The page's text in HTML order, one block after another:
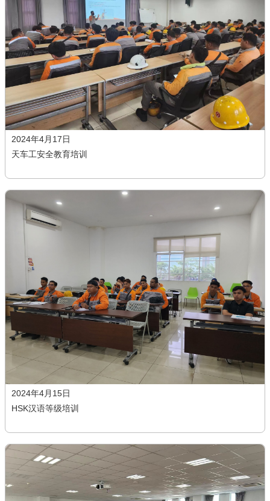
媒体中心
企业新闻
宣传短片
产品中心
核心优势
人才中心
培训信息
2024年4月17日
天车工安全教育培训
2024年4月15日
HSK汉语等级培训